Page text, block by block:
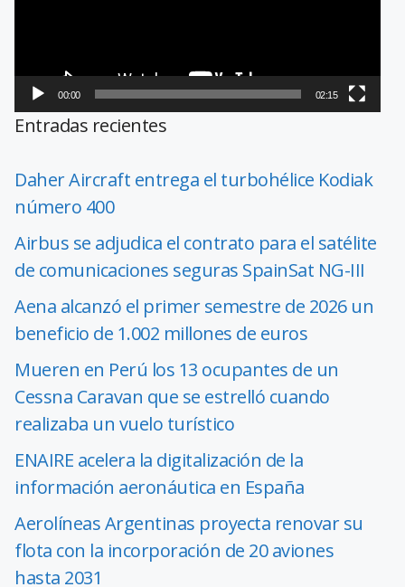
00:00 02:15
Entradas recientes
Daher Aircraft entrega el turbohélice Kodiak
número 400
Airbus se adjudica el contrato para el satélite
de comunicaciones seguras SpainSat NG-III
Aena alcanzó el primer semestre de 2026 un
beneficio de 1.002 millones de euros
Mueren en Perú los 13 ocupantes de un
Cessna Caravan que se estrelló cuando
realizaba un vuelo turístico
ENAIRE acelera la digitalización de la
información aeronáutica en España
Aerolíneas Argentinas proyecta renovar su
flota con la incorporación de 20 aviones
hasta 2031